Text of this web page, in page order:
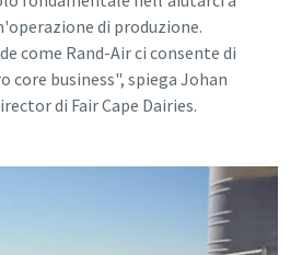
di produzione.
come Rand-Air ci consente di
core business", spiega Johan
di Fair Cape Dairies.